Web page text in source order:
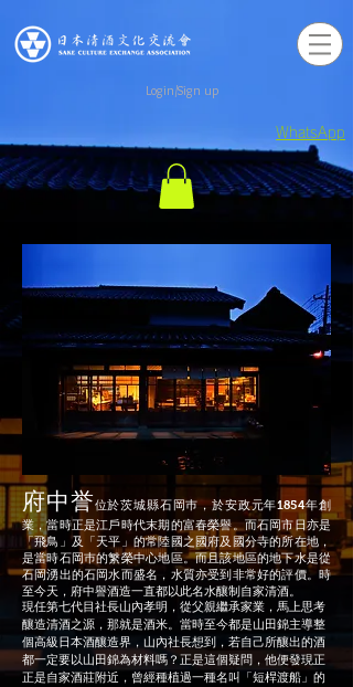
Login/Sign up
WhatsApp
府中誉位於茨城縣石岡巿，於安政元年1854年創
業，當時正是江戶時代末期的富春榮譽。而石岡市日亦是
「飛鳥」及「天平」的常陸國之國府及國分寺的所在地，
是當時石岡巿的䌓榮中心地區。而且該地區的地下水是從
石岡湧出的石岡水而盛名，水質亦受到非常好的評價。時
至今天，府中譽酒造一直都以此名水釀制自家清酒。
現任第七代目社長山內孝明，從父親繼承家業，馬上思考
釀造清酒之源，那就是酒米。當時至今都是山田錦主導整
個高級日本酒釀造界，山內社長想到，若自己所釀出的酒
都一定要以山田錦為材料嗎？正是這個疑問，他便發現正
正是自家酒莊附近，曾經種植過一種名叫「短桿渡船」的